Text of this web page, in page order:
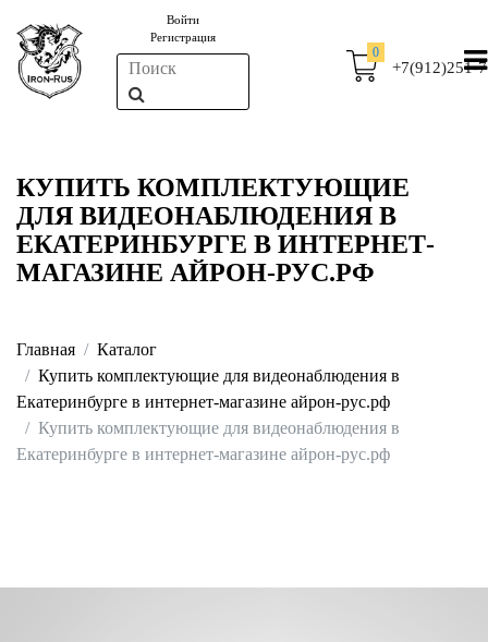
Войти
Регистрация
0
+7(912)251-
КУПИТЬ КОМПЛЕКТУЮЩИЕ
ДЛЯ ВИДЕОНАБЛЮДЕНИЯ В
ЕКАТЕРИНБУРГЕ В ИНТЕРНЕТ-
МАГАЗИНЕ АЙРОН-РУС.РФ
Главная
Каталог
Купить комплектующие для видеонаблюдения в
Екатеринбурге в интернет-магазине айрон-рус.рф
Купить комплектующие для видеонаблюдения в
Екатеринбурге в интернет-магазине айрон-рус.рф